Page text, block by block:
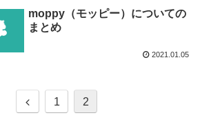
moppy（モッピー）についての
まとめ
2021.01.05
1 2